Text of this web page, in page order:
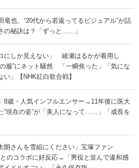
竜也、“20代から若返ってるビジュアル”が話
秘訣は？「ずっと……」
にしか見えない」 綾瀬はるかが着用し
服”にネット騒然 「一瞬焦った」「気にな
い」【NHK紅白歌合戦】
8歳・人気インフルエンサー→11年後に医大
“現在の姿”が「美人になって……」「成長を
朗さんを雪組にください」宝塚ファン
とのコラボに好反応→「男役と並んで違和感